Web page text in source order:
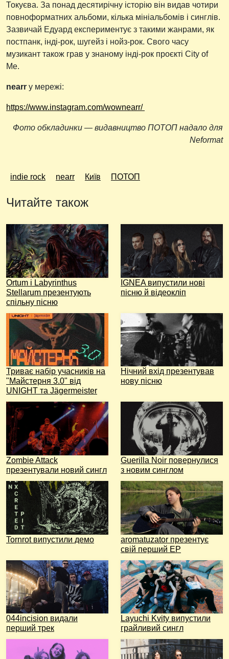
Токуєва. За понад десятирічну історію він видав чотири
повноформатних альбоми, кілька мініальбомів і синглів.
Зазвичай Едуард експериментує з такими жанрами, як
постпанк, інді-рок, шугейз і нойз-рок. Свого часу
музикант також грав у знаному інді-рок проєкті City of
Me.
nearr у мережі:
https://www.instagram.com/wownearr/
Фото обкладинки — видавництво ПОТОП надало для
Neformat
indie rock nearr Київ ПОТОП
Читайте також
Ortum і Labyrinthus
Stellarum презентують
спільну пісню
IGNEA випустили нові
пісню й відеокліп
Триває набір учасників на
"Майстерня 3.0" від
UNIGHT та Jägermeister
Нічний вхід презентував
нову пісню
Zombie Attack
презентували новий сингл
Guerilla Noir повернулися
з новим синглом
Tornrot випустили демо
aromatuzator презентує
свій перший EP
044incision видали
перший трек
Layuchi Kvity випустили
грайливий сингл